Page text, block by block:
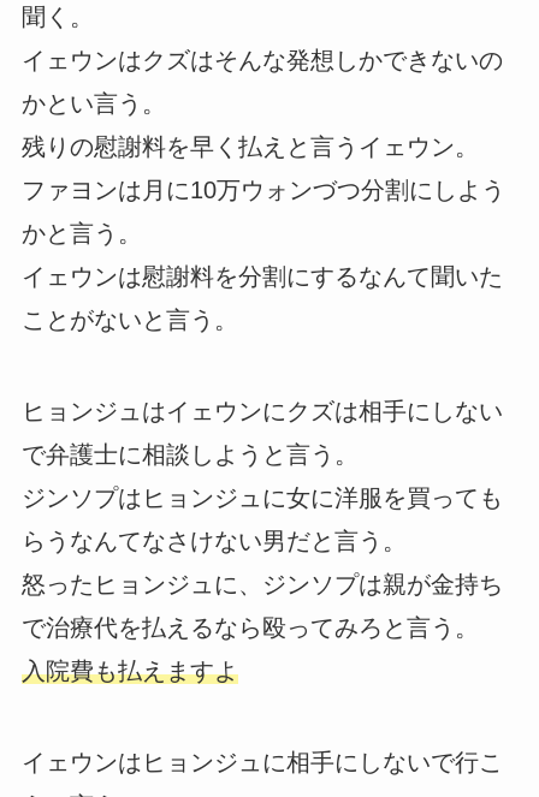
聞く。
イェウンはクズはそんな発想しかできないの
かとい言う。
残りの慰謝料を早く払えと言うイェウン。
ファヨンは月に10万ウォンづつ分割にしよう
かと言う。
イェウンは慰謝料を分割にするなんて聞いた
ことがないと言う。
ヒョンジュはイェウンにクズは相手にしない
で弁護士に相談しようと言う。
ジンソプはヒョンジュに女に洋服を買っても
らうなんてなさけない男だと言う。
怒ったヒョンジュに、ジンソプは親が金持ち
で治療代を払えるなら殴ってみろと言う。
入院費も払えますよ
イェウンはヒョンジュに相手にしないで行こ